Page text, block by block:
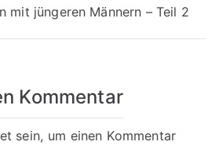
mit jüngeren Männern – Teil 2
Kommentar
sein, um einen Kommentar